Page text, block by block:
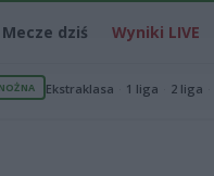
Mecze dziś Wyniki LIVE
Ekstraklasa 1 liga 2 liga